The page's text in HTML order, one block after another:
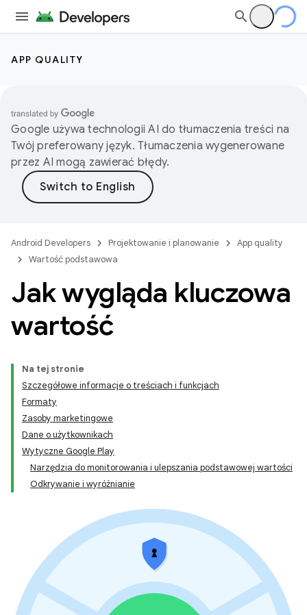
APP QUALITY
Google używa technologii AI do tłumaczenia treści na
Twój preferowany język. Tłumaczenia wygenerowane
przez AI mogą zawierać błędy.
Android Developers Projektowanie i planowanie
App quality
Wartość podstawowa
Jak wygląda kluczowa
wartość
Na tej stronie
Szczegółowe informacje o treściach i funkcjach
Formaty
Zasoby marketingowe
Dane o użytkownikach
Wytyczne Google Play
Narzędzia do monitorowania i ulepszania podstawowej wartości
Odkrywanie i wyróżnianie